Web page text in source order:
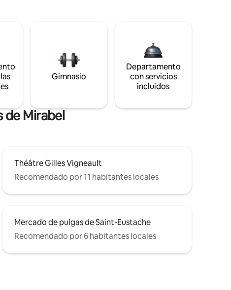
Gimnasio
Departamento
con servicios
incluidos
de Mirabel
Théâtre Gilles Vigneault
Recomendado por 11 habitantes locales
Mercado de pulgas de Saint-Eustache
Recomendado por 6 habitantes locales